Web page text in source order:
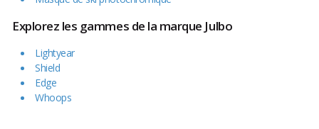
Explorez les gammes de la marque Julbo
Lightyear
Shield
Edge
Whoops